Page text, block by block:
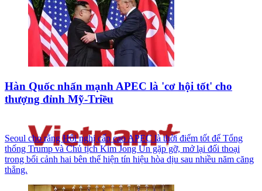
Hàn Quốc nhấn mạnh APEC là 'cơ hội tốt' cho
thượng đỉnh Mỹ-Triều
Seoul cho rằng Hội nghị cấp cao APEC là thời điểm tốt để Tổng
thống Trump và Chủ tịch Kim Jong Un gặp gỡ, mở lại đối thoại
trong bối cảnh hai bên thể hiện tín hiệu hòa dịu sau nhiều năm căng
thẳng.